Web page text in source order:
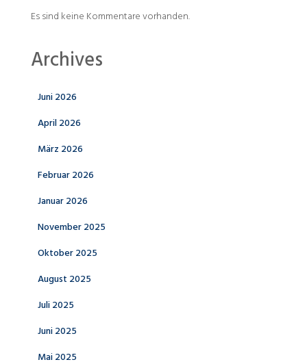
Es sind keine Kommentare vorhanden.
Archives
Juni 2026
April 2026
März 2026
Februar 2026
Januar 2026
November 2025
Oktober 2025
August 2025
Juli 2025
Juni 2025
Mai 2025